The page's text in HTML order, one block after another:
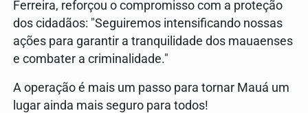
Ferreira, reforçou o compromisso com a proteção
dos cidadãos: "Seguiremos intensificando nossas
ações para garantir a tranquilidade dos mauaenses
e combater a criminalidade."
A operação é mais um passo para tornar Mauá um
lugar ainda mais seguro para todos!